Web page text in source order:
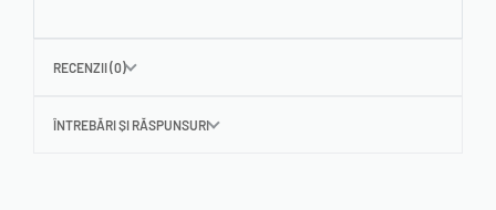
RECENZII (0)
ÎNTREBĂRI ȘI RĂSPUNSURI